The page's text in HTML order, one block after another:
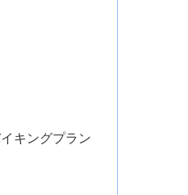
キングプラン